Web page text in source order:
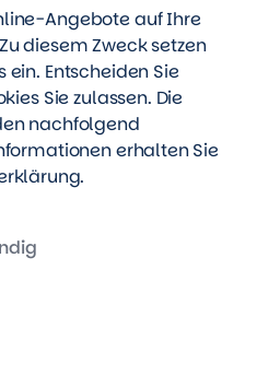
umweltfreundliche
voran? Was
Insekten- und
In der
Sie diese Themen
lohnt sich.
Angebote auf Ihre
diesem Zweck setzen
Entscheiden Sie
Sie zulassen. Die
nachfolgend
erhalten Sie
.